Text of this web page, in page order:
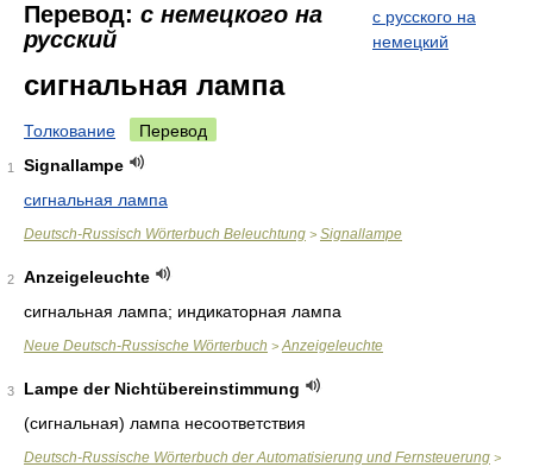
Перевод: с немецкого на
русский
с русского на
немецкий
сигнальная лампа
Толкование Перевод
1
Signallampe
сигнальная лампа
Deutsch-Russisch Wörterbuch Beleuchtung > Signallampe
2
Anzeigeleuchte
сигнальная лампа; индикаторная лампа
Neue Deutsch-Russische Wörterbuch > Anzeigeleuchte
3
Lampe der Nichtübereinstimmung
(сигнальная) лампа несоответствия
Deutsch-Russische Wörterbuch der Automatisierung und Fernsteuerung >